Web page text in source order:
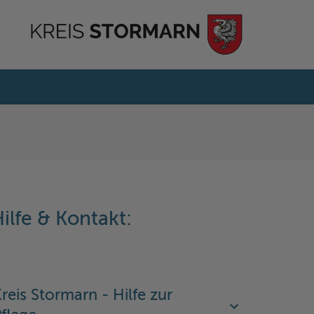
& Kontakt:
Stormarn - Hilfe zur